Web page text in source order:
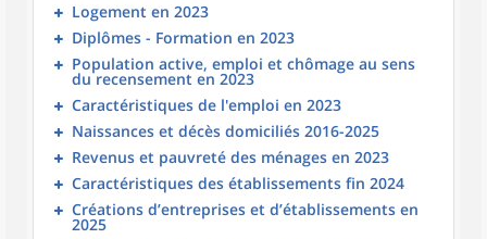
Logement en 2023
Diplômes - Formation en 2023
Population active, emploi et chômage au sens
du recensement en 2023
Caractéristiques de l'emploi en 2023
Naissances et décès domiciliés 2016-2025
Revenus et pauvreté des ménages en 2023
Caractéristiques des établissements fin 2024
Créations d’entreprises et d’établissements en
2025